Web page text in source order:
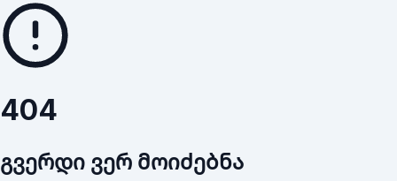
404
გვერდი ვერ მოიძებნა